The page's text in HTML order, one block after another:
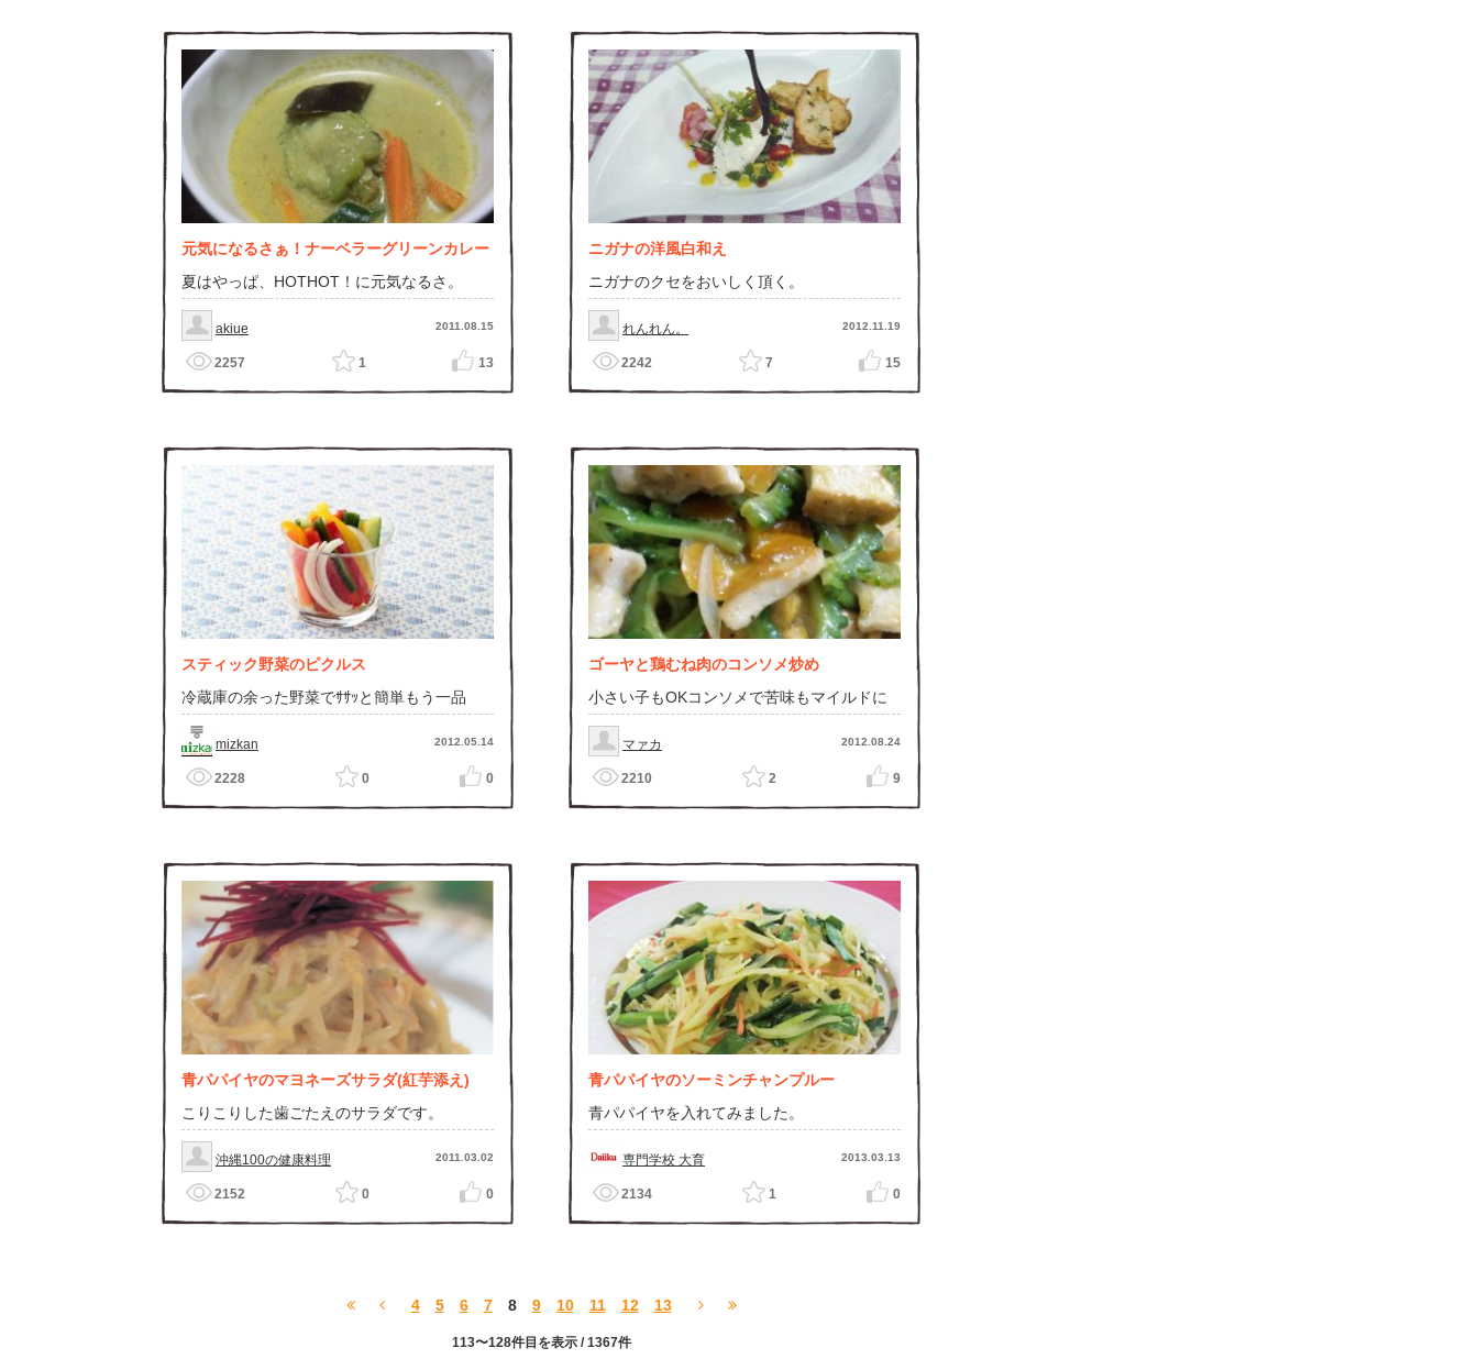
元気になるさぁ！ナーベラーグリーンカレー
夏はやっぱ、HOTHOT！に元気なるさ。
akiue 2011.08.15
2257 1 13
ニガナの洋風白和え
ニガナのクセをおいしく頂く。
れんれん。 2012.11.19
2242 7 15
スティック野菜のピクルス
冷蔵庫の余った野菜でｻｻｯと簡単もう一品
mizkan 2012.05.14
2228 0 0
ゴーヤと鶏むね肉のコンソメ炒め
小さい子もOKコンソメで苦味もマイルドに
マァカ 2012.08.24
2210 2 9
青パパイヤのマヨネーズサラダ(紅芋添え)
こりこりした歯ごたえのサラダです。
沖縄100の健康料理 2011.03.02
2152 0 0
青パパイヤのソーミンチャンプルー
青パパイヤを入れてみました。
専門学校 大育 2013.03.13
2134 1 0
4 5 6 7 8 9 10 11 12 13
113〜128件目を表示/ 1367件